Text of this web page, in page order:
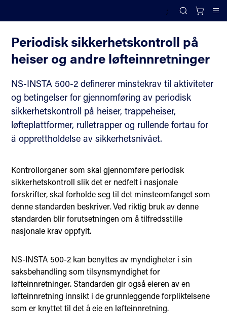
;
Search
Periodisk sikkerhetskontroll på
heiser og andre løfteinnretninger
NS-INSTA 500-2 definerer minstekrav til aktiviteter
og betingelser for gjennomføring av periodisk
sikkerhetskontroll på heiser, trappeheiser,
løfteplattformer, rulletrapper og rullende fortau for
å opprettholdelse av sikkerhetsnivået.
Kontrollorganer som skal gjennomføre periodisk
sikkerhetskontroll slik det er nedfelt i nasjonale
forskrifter, skal forholde seg til det minsteomfanget som
denne standarden beskriver. Ved riktig bruk av denne
standarden blir forutsetningen om å tilfredsstille
nasjonale krav oppfylt.
NS-INSTA 500-2 kan benyttes av myndigheter i sin
saksbehandling som tilsynsmyndighet for
løfteinnretninger. Standarden gir også eieren av en
løfteinnretning innsikt i de grunnleggende forpliktelsene
som er knyttet til det å eie en løfteinnretning.